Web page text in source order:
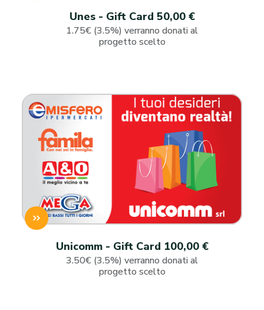
Unes - Gift Card 50,00 €
1.75€ (3.5%) verranno donati al
progetto scelto
Unicomm - Gift Card 100,00 €
3.50€ (3.5%) verranno donati al
progetto scelto